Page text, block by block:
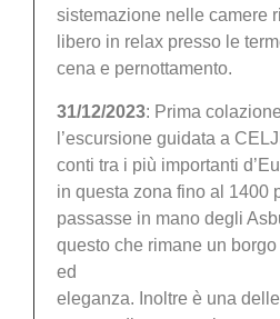
sistemazione nelle camere
libero in relax presso le
cena e pernottamento.
31/12/2023: Prima
l’escursione guidata a
conti tra i più importanti
in questa zona fino al 1400
passasse in mano degli
questo che rimane un
ed
eleganza. Inoltre è una